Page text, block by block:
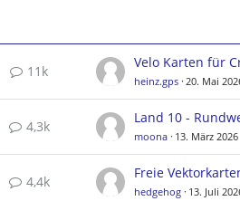
11k
Velo Karten für
heinz.gps 20. Mai
4,3k
moona 13. März 2026
4,4k
hedgehog 13. Juli